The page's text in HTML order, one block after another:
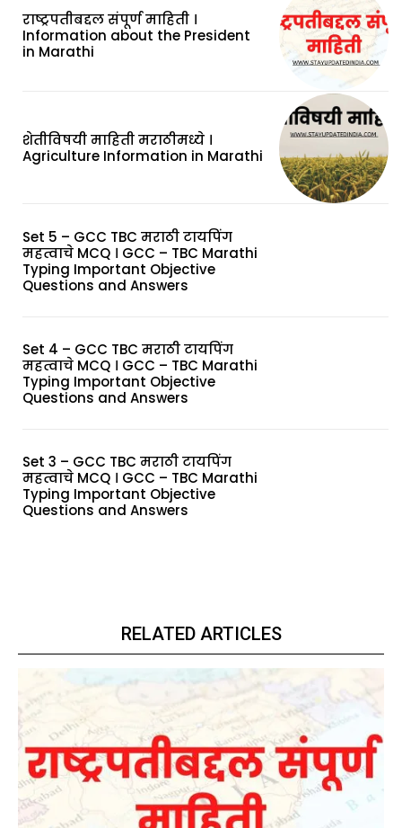
राष्ट्रपतीबद्दल संपूर्ण माहिती ।
Information about the President
in Marathi
शेतीविषयी माहिती मराठीमध्ये ।
Agriculture Information in Marathi
Set 5 – GCC TBC मराठी टायपिंग
महत्वाचे MCQ । GCC – TBC Marathi
Typing Important Objective
Questions and Answers
Set 4 – GCC TBC मराठी टायपिंग
महत्वाचे MCQ । GCC – TBC Marathi
Typing Important Objective
Questions and Answers
Set 3 – GCC TBC मराठी टायपिंग
महत्वाचे MCQ । GCC – TBC Marathi
Typing Important Objective
Questions and Answers
RELATED ARTICLES